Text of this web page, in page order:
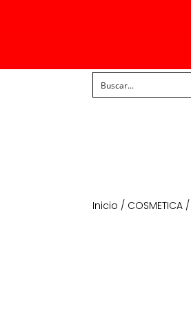
Inicio / COSMETICA /